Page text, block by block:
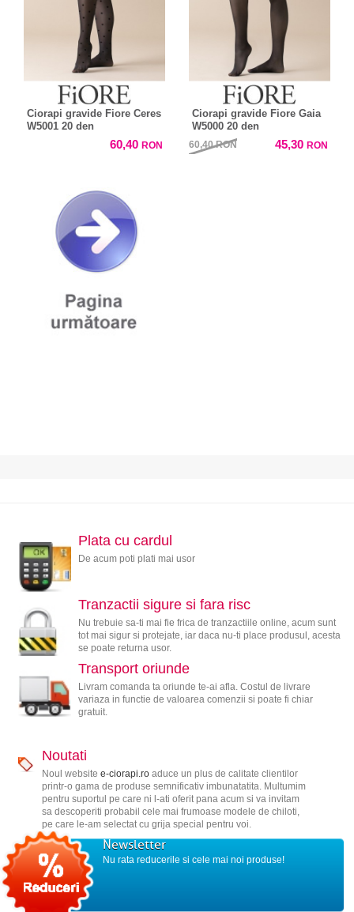
Ciorapi gravide Fiore Ceres
W5001 20 den
60,40 RON
Ciorapi gravide Fiore Gaia
W5000 20 den
60,40RON 45,30 RON
Plata cu cardul
De acum poti plati mai usor
Tranzactii sigure si fara risc
Nu trebuie sa-ti mai fie frica de tranzactiile online, acum sunt
tot mai sigur si protejate, iar daca nu-ti place produsul, acesta
se poate returna usor.
Transport oriunde
Livram comanda ta oriunde te-ai afla. Costul de livrare
variaza in functie de valoarea comenzii si poate fi chiar
gratuit.
Noutati
Noul website e-ciorapi.roaduce un plus de calitate clientilor
printr-o gama de produse semnificativ imbunatatita. Multumim
pentru suportul pe care ni l-ati oferit pana acum si va invitam
sa descoperiti probabil cele mai frumoase modele de chiloti,
pe care le-am selectat cu grija special pentru voi.
Newsletter
Nu rata reducerile si cele mai noi produse!